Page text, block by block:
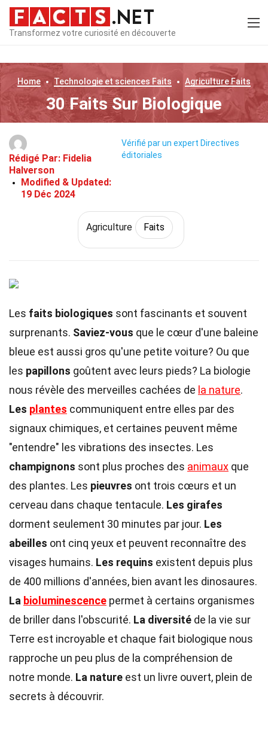
Transformez votre curiosité en découverte
Home Technologie et sciences Faits AgricultureFaits
30 Faits Sur Biologique
Rédigé Par: Fidelia
Halverson
Modified & Updated:
19 Déc 2024
Vérifié par un expert Directives
éditoriales
Agriculture Faits
Les faits biologiques sont fascinants et souvent
surprenants. Saviez-vous que le cœur d'une baleine
bleue est aussi gros qu'une petite voiture? Ou que
les papillons goûtent avec leurs pieds? La biologie
nous révèle des merveilles cachées de la nature.
Les plantes communiquent entre elles par des
signaux chimiques, et certaines peuvent même
"entendre" les vibrations des insectes. Les
champignons sont plus proches des animaux que
des plantes. Les pieuvres ont trois cœurs et un
cerveau dans chaque tentacule. Les girafes
dorment seulement 30 minutes par jour. Les
abeilles ont cinq yeux et peuvent reconnaître des
visages humains. Les requins existent depuis plus
de 400 millions d'années, bien avant les dinosaures.
La bioluminescence permet à certains organismes
de briller dans l'obscurité. La diversité de la vie sur
Terre est incroyable et chaque fait biologique nous
rapproche un peu plus de la compréhension de
notre monde. La nature est un livre ouvert, plein de
secrets à découvrir.